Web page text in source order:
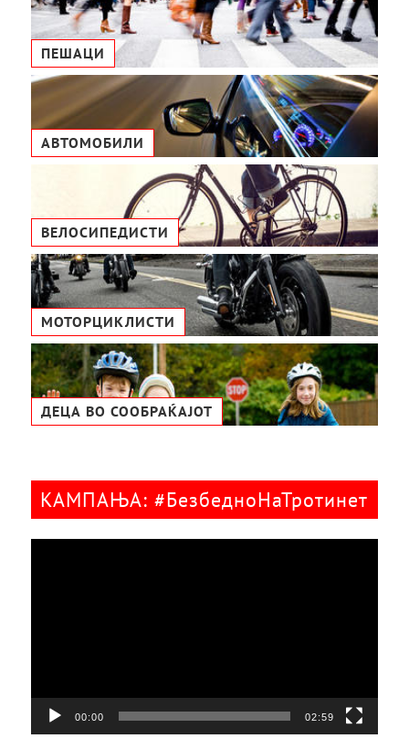
ПЕШАЦИ
АВТОМОБИЛИ
ВЕЛОСИПЕДИСТИ
МОТОРЦИКЛИСТИ
ДЕЦА ВО СООБРАЌАЈОТ
КАМПАЊА: #БезбедноНаТротинет
00:00 02:59